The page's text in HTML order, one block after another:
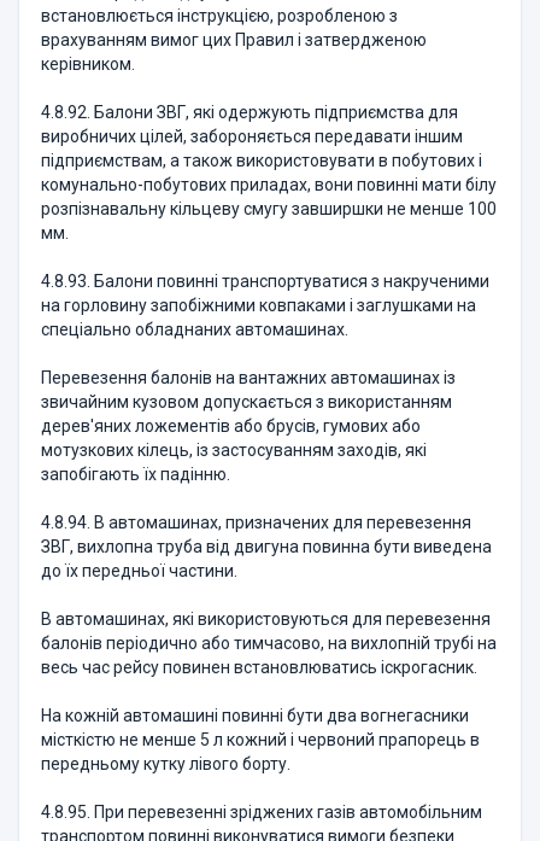
встановлюється інструкцією, розробленою з
врахуванням вимог цих Правил і затвердженою
керівником.
4.8.92. Балони ЗВГ, які одержують підприємства для
виробничих цілей, забороняється передавати іншим
підприємствам, а також використовувати в побутових і
комунально-побутових приладах, вони повинні мати білу
розпізнавальну кільцеву смугу завширшки не менше 100
мм.
4.8.93. Балони повинні транспортуватися з накрученими
на горловину запобіжними ковпаками і заглушками на
спеціально обладнаних автомашинах.
Перевезення балонів на вантажних автомашинах із
звичайним кузовом допускається з використанням
дерев'яних ложементів або брусів, гумових або
мотузкових кілець, із застосуванням заходів, які
запобігають їх падінню.
4.8.94. В автомашинах, призначених для перевезення
ЗВГ, вихлопна труба від двигуна повинна бути виведена
до їх передньої частини.
В автомашинах, які використовуються для перевезення
балонів періодично або тимчасово, на вихлопній трубі на
весь час рейсу повинен встановлюватись іскрогасник.
На кожній автомашині повинні бути два вогнегасники
місткістю не менше 5 л кожний і червоний прапорець в
передньому кутку лівого борту.
4.8.95. При перевезенні зріджених газів автомобільним
транспортом повинні виконуватися вимоги безпеки